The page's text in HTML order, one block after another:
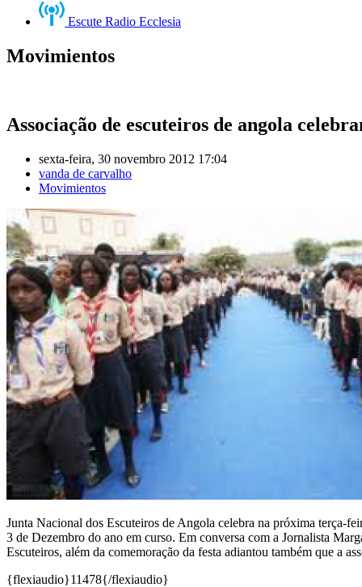
Escute Radio Ecclesia
Movimientos
Associação de escuteiros de angola
sexta-feira, 30 novembro 2012 17:04
vanda de carvalho
Movimientos
Junta Nacional dos Escuteiros de Angola celebra na próxima terça-
3 de Dezembro do ano em curso. Em conversa com a Jornalista
Escuteiros, além da comemoração da festa adiantou também que a
{flexiaudio}11478{/flexiaudio}